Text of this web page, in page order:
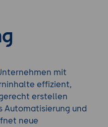
mit
effizient,
erstellen
Automatisierung und
neue